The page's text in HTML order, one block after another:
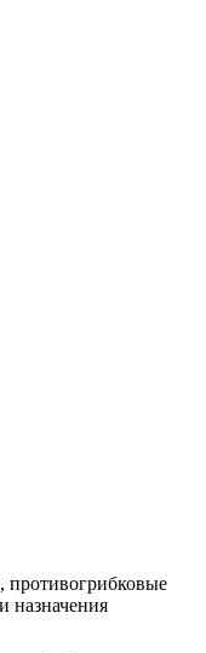
противогрибковые
назначения